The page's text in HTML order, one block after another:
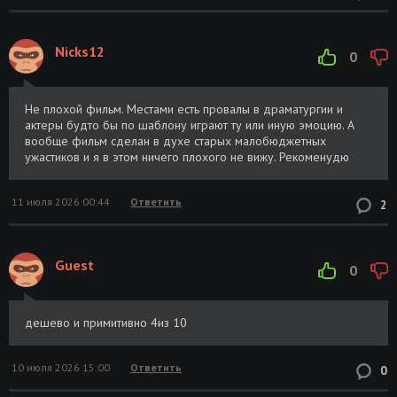
0
Nicks12
Не плохой фильм. Местами есть провалы в драматургии и
актеры будто бы по шаблону играют ту или иную эмоцию. А
вообще фильм сделан в духе старых малобюджетных
ужастиков и я в этом ничего плохого не вижу. Рекоменудю
2
11 июля 2026 00:44 Ответить
0
Guest
дешево и примитивно 4из 10
0
10 июля 2026 15:00 Ответить